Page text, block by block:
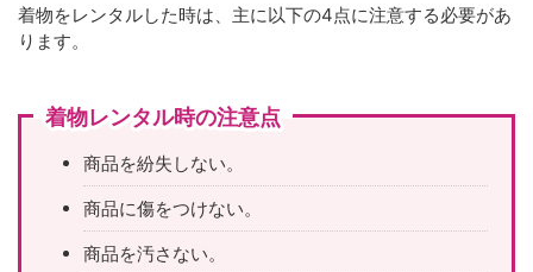
着物をレンタルした時は、主に以下の4点に注意する必要があ
ります。
着物レンタル時の注意点
商品を紛失しない。
商品に傷をつけない。
商品を汚さない。